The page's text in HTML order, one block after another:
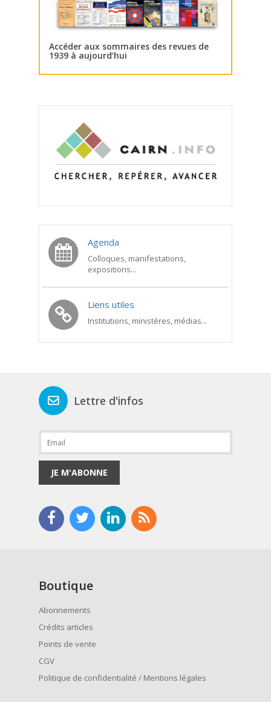
Accéder aux sommaires des revues de
1939 à aujourd’hui
Agenda
Colloques, manifestations,
expositions...
Liens utiles
Institutions, ministères, médias...
Lettre d'infos
JE M'ABONNE
Boutique
Abonnements
Crédits articles
Points de vente
CGV
Politique de confidentialité / Mentions légales